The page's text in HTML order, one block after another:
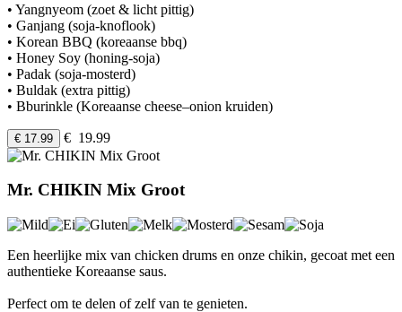
• Yangnyeom (zoet & licht pittig)
• Ganjang (soja-knoflook)
• Korean BBQ (koreaanse bbq)
• Honey Soy (honing-soja)
• Padak (soja-mosterd)
• Buldak (extra pittig)
• Bburinkle (Koreaanse cheese–onion kruiden)
€ 17.99 € 19.99
Mr. CHIKIN Mix Groot
Een heerlijke mix van chicken drums en onze chikin, gecoat met een
authentieke Koreaanse saus.
Perfect om te delen of zelf van te genieten.